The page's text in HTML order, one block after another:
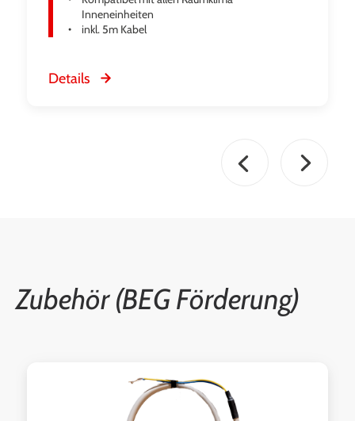
Inneneinheiten
inkl. 5m Kabel
Details
Zubehör (BEG Förderung)